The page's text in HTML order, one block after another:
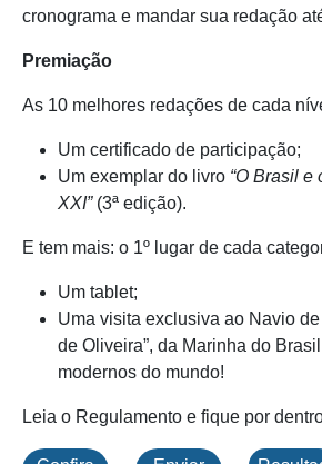
cronograma e mandar sua redação
Premiação
As 10 melhores redações de cada
Um certificado de participação;
Um exemplar do livro “O Brasil e
XXI”(3ª edição).
E tem mais: o 1º lugar de cada
Um tablet;
Uma visita exclusiva ao Navio de
de Oliveira”, da Marinha do
modernos do mundo!
Leia o Regulamento e fique por